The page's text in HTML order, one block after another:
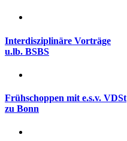
Interdisziplinäre Vorträge
u.lb. BSBS
Frühschoppen mit e.s.v. VDSt
zu Bonn